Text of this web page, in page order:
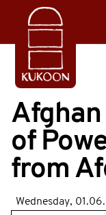
Afghan
of
from
Wednesday,